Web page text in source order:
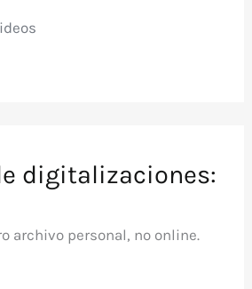
digitalizaciones:
archivo personal, no online.